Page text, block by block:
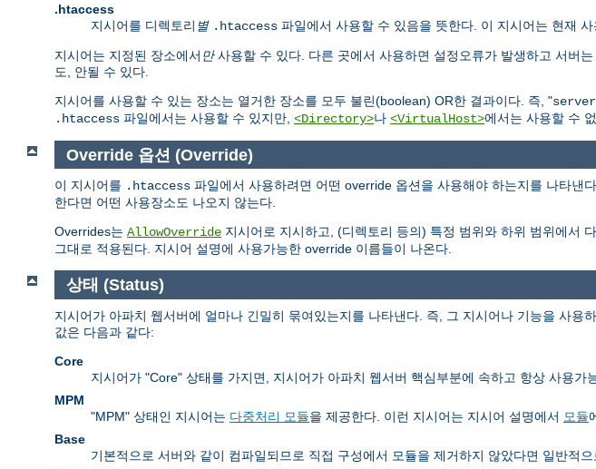
.htaccess
지시어를 디렉토리 별 .htaccess 파일에서 사용할 수 있음을 뜻한다. 이 지시어는 현재 사
지시어는 지정된 장소에서 만사용할 수 있다. 다른 곳에서 사용하면 설정오류가 발생하고 서버
도, 안될 수 있다.
지시어를 사용할 수 있는 장소는 열거한 장소를 모두 불린(boolean) OR한 결과이다. 즉, "
.htaccess 파일에서는 사용할 수 있지만, <Directory>나 <VirtualHost>에서는 사용할 수
Override 옵션 (Override)
이 지시어를 .htaccess 파일에서 사용하려면 어떤 override 옵션을 사용해야 하는지를 나타낸
한다면 어떤 사용장소도 나오지 않는다.
Overrides는 AllowOverride 지시어로 지시하고, (디렉토리 등의) 특정 범위와 하위 범위에서
그대로 적용된다. 지시어 설명에 사용가능한 override 이름들이 나온다.
상태 (Status)
지시어가 아파치 웹서버에 얼마나 긴밀히 묶여있는지를 나타낸다. 즉, 그 지시어나 기능을 사
값은 다음과 같다:
Core
지시어가 "Core" 상태를 가지면, 지시어가 아파치 웹서버 핵심부분에 속하고 항상 사용가
MPM
"MPM" 상태인 지시어는 다중처리 모듈을 제공한다. 이런 지시어는 지시어 설명에서 모듈
Base
기본적으로 서버와 같이 컴파일되므로 직접 구성에서 모듈을 제거하지 않았다면 일반적